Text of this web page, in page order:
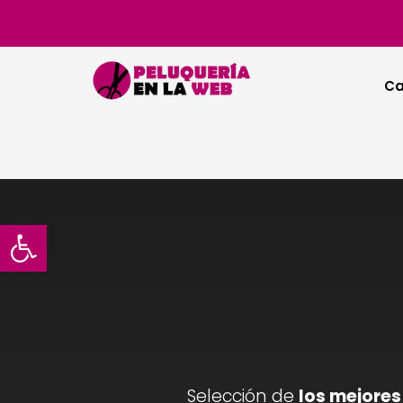
Abrir barra de herramientas
Selección de los